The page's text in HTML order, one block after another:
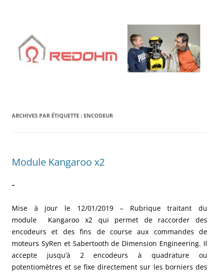
ARCHIVES PAR ÉTIQUETTE : ENCODEUR
Module Kangaroo x2
–
Mise à jour le 12/01/2019 – Rubrique traitant du
module Kangaroo x2 qui permet de raccorder des
encodeurs et des fins de course aux commandes de
moteurs SyRen et Sabertooth de Dimension Engineering. Il
accepte jusqu’à 2 encodeurs à quadrature ou
potentiomètres et se fixe directement sur les borniers des